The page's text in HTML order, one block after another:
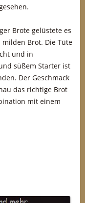
Brote gelüstete es
Brot. Die Tüte
und in
süßem Starter ist
Der Geschmack
das richtige Brot
mit einem